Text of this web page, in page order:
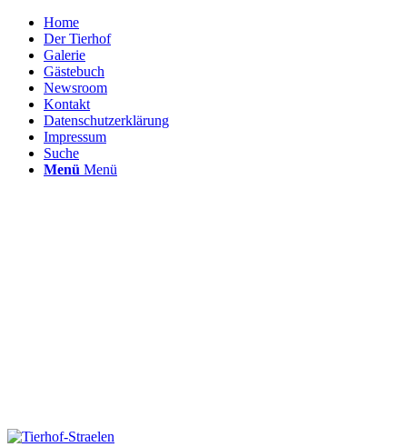
Home
Der Tierhof
Galerie
Gästebuch
Newsroom
Kontakt
Datenschutzerklärung
Impressum
Suche
Menü Menü